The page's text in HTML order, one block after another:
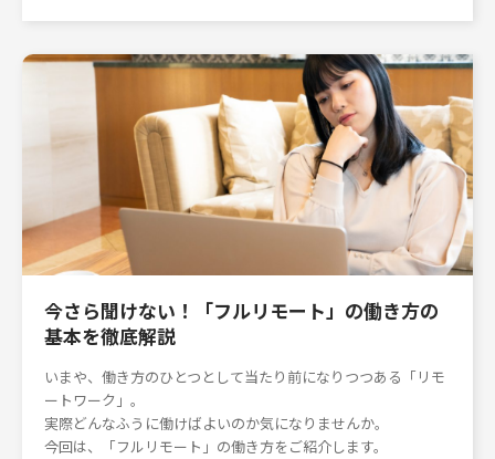
今さら聞けない！「フルリモート」の働き方の
基本を徹底解説
いまや、働き方のひとつとして当たり前になりつつある「リモ
ートワーク」。
実際どんなふうに働けばよいのか気になりませんか。
今回は、「フルリモート」の働き方をご紹介します。